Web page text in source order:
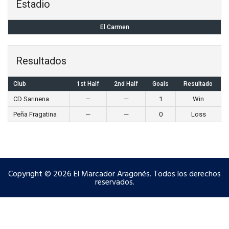
Estadio
El Carmen
Resultados
Club 1st Half 2nd Half Goals Resultado
CD Sarinena — — 1
Win
Peña Fragatina
— — 0 Loss
Copyright © 2026 El Marcador Aragonés. Todos los derechos
reservados.